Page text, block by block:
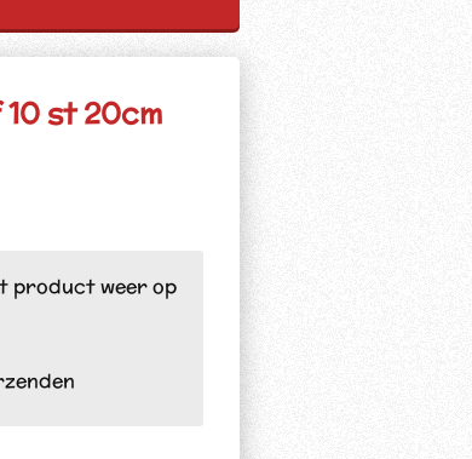
st 20cm
product weer op